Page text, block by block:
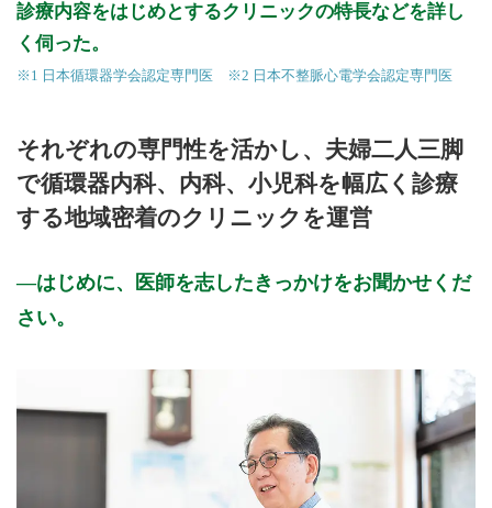
診療内容をはじめとするクリニックの特長などを詳し
く伺った。
※1 日本循環器学会認定専門医 ※2 日本不整脈心電学会認定専門医
それぞれの専門性を活かし、夫婦二人三脚
で循環器内科、内科、小児科を幅広く診療
する地域密着のクリニックを運営
はじめに、医師を志したきっかけをお聞かせくだ
さい。